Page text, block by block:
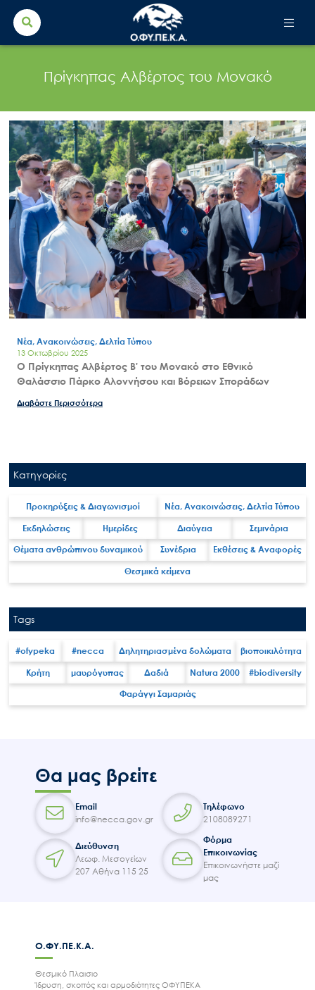
Search
for:
Search
Άξονες δράσης
Μ.Δ.Π.Π.
Έργα
Εισιτήρια
Επικοινωνία
Πρίγκηπας Αλβέρτος του Μονακό
Νέα, Ανακοινώσεις, Δελτία Τύπου
13 Οκτωβρίου 2025
Ο Πρίγκηπας Αλβέρτος Β' του Μονακό στο Εθνικό
Θαλάσσιο Πάρκο Αλοννήσου και Βόρειων Σποράδων
Διαβάστε Περισσότερα
Κατηγορίες
Προκηρύξεις & Διαγωνισμοί Νέα, Ανακοινώσεις, Δελτία Τύπου
Εκδηλώσεις Ημερίδες Διαύγεια Σεμινάρια
Θέματα ανθρώπινου δυναμικού Συνέδρια Εκθέσεις & Αναφορές
Θεσμικά κείμενα
Tags
#ofypeka #necca Δηλητηριασμένα δολώματα βιοποικιλότητα
Κρήτη μαυρόγυπας Δαδιά Natura 2000 #biodiversity
Φαράγγι Σαμαριάς
Θα μας βρείτε
Email
info@necca.gov.gr
Τηλέφωνο
2108089271
Διεύθυνση
Λεωφ. Μεσογείων
207 Αθήνα 115 25
Φόρμα
Επικοινωνίας
Επικοινωνήστε μαζί
μας
Ο.ΦΥ.ΠΕ.Κ.Α.
Θεσμικό Πλαισιο
Ίδρυση, σκοπός και αρμοδιότητες ΟΦΥΠΕΚΑ